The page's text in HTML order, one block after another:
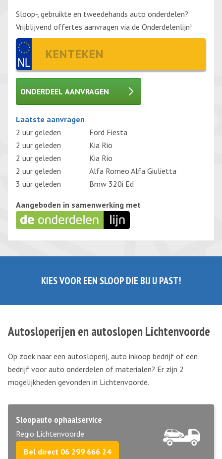
Sloop-, gebruikte en tweedehands auto onderdelen?
Vrijblijvend offertes aanvragen via de Onderdelenlijn!
ONDERDEEL AANVRAGEN
Gelieve dit veld leeg te laten.
Laatste aanvragen
2 uur geleden
Ford Fiesta
2 uur geleden
Kia Rio
2 uur geleden
Kia Rio
2 uur geleden
Alfa Romeo Alfa Giulietta
3 uur geleden
Bmw 320i Ed
Aangeboden in samenwerking met
KIES VOOR EEN SLOOP DIE BIJ U PAST!
Autosloperijen en autoslopen Lichtenvoorde
Op zoek naar een autosloperij, auto inkoop bedrijf of een
bedrijf voor auto onderdelen of materialen? Er zijn 2
mogelijkheden gevonden in Lichtenvoorde.
Sloopauto ophaalservice
Regio Lichtenvoorde
Bel direct 06 299 666 24